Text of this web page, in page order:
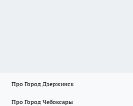
Про Город Дзержинск
Про Город Чебоксары